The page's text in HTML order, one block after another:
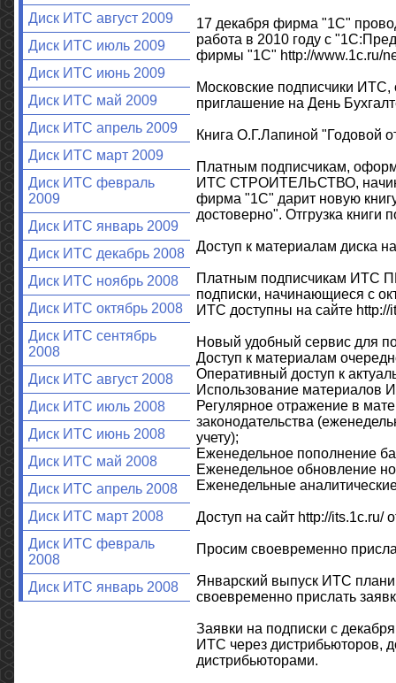
Диск ИТС август 2009
Диск ИТС июль 2009
Диск ИТС июнь 2009
Диск ИТС май 2009
Диск ИТС апрель 2009
Диск ИТС март 2009
Диск ИТС февраль
2009
Диск ИТС январь 2009
Диск ИТС декабрь 2008
Диск ИТС ноябрь 2008
Диск ИТС октябрь 2008
Диск ИТС сентябрь
2008
Диск ИТС август 2008
Диск ИТС июль 2008
Диск ИТС июнь 2008
Диск ИТС май 2008
Диск ИТС апрель 2008
Диск ИТС март 2008
Диск ИТС февраль
2008
Диск ИТС январь 2008
17 декабря фирма "1С"
работа в 2010 году с
фирмы "1С" http://www.1c.ru/
Московские подписчики
приглашение на День
Книга О.Г.Лапиной "Годовой
Платным подписчикам,
ИТС СТРОИТЕЛЬСТВО,
фирма "1С" дарит новую
достоверно". Отгрузка книги
Доступ к материалам диска
Платным подписчикам
подписки, начинающиеся с
ИТС доступны на сайте http://
Новый удобный сервис для
Доступ к материалам
Оперативный доступ к
Использование материалов
Регулярное отражение в
законодательства
учету);
Еженедельное пополнение
Еженедельное обновление
Еженедельные
Доступ на сайт http://its.1c.ru/
Просим своевременно
Январский выпуск ИТС
своевременно прислать
Заявки на подписки с
ИТС через дистрибьюторов,
дистрибьюторами.